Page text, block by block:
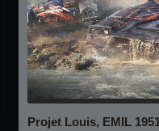
Projet Louis, EMIL